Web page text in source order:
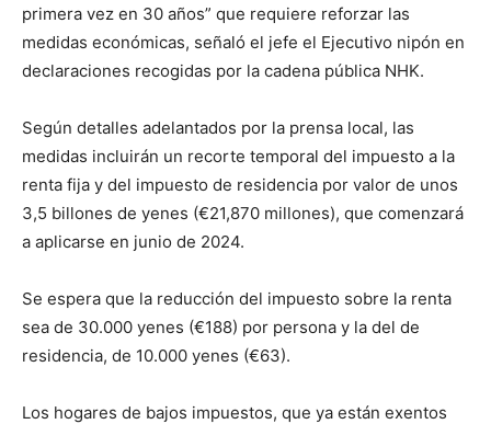
primera vez en 30 años” que requiere reforzar las
medidas económicas, señaló el jefe el Ejecutivo nipón en
declaraciones recogidas por la cadena pública NHK.
Según detalles adelantados por la prensa local, las
medidas incluirán un recorte temporal del impuesto a la
renta fija y del impuesto de residencia por valor de unos
3,5 billones de yenes (€21,870 millones), que comenzará
a aplicarse en junio de 2024.
Se espera que la reducción del impuesto sobre la renta
sea de 30.000 yenes (€188) por persona y la del de
residencia, de 10.000 yenes (€63).
Los hogares de bajos impuestos, que ya están exentos